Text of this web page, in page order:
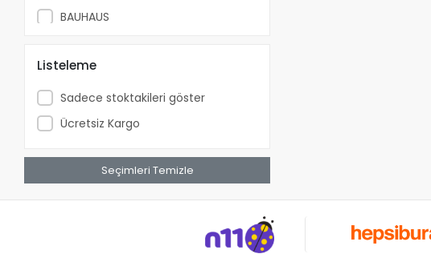
BAUHAUS
Beta Kitap
Beyaz Balina Yayınları
Biglift
Bilgi Yayınevi
Listeleme
Sadece stoktakileri göster
Ücretsiz Kargo
Seçimleri Temizle